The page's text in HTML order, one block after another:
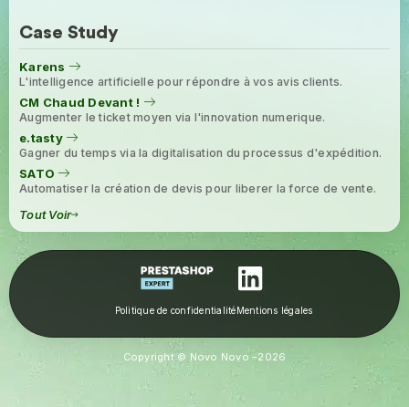
Case Study
Karens
L'intelligence artificielle pour répondre à vos avis clients.
CM Chaud Devant !
Augmenter le ticket moyen via l'innovation numerique.
e.tasty
Gagner du temps via la digitalisation du processus d'expédition.
SATO
Automatiser la création de devis pour liberer la force de vente.
Tout Voir
Politique de confidentialitéMentions légales
Copyright © Novo Novo –2026